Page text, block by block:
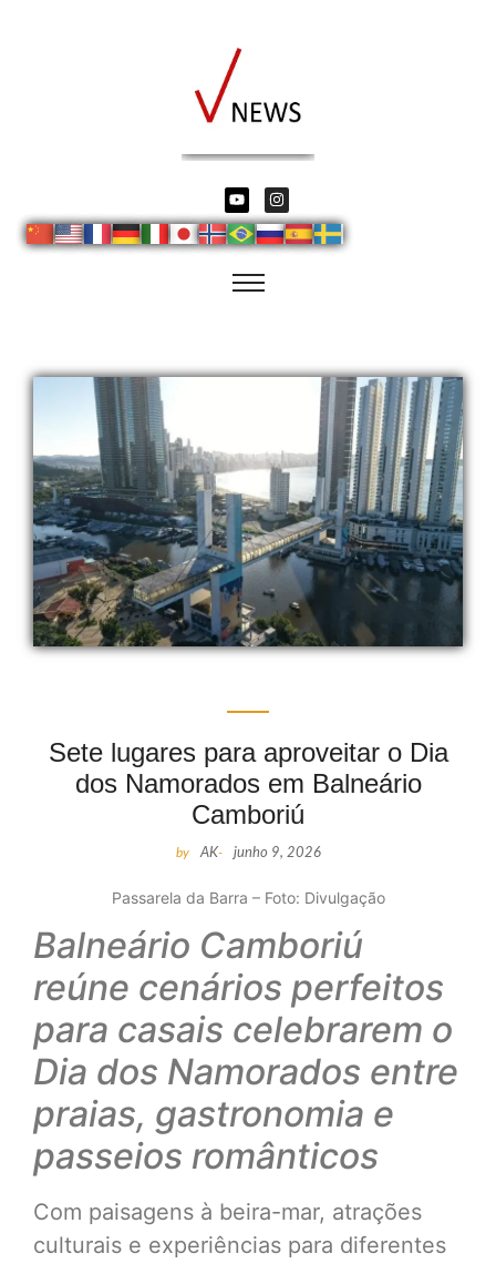
Sete lugares para aproveitar o Dia
dos Namorados em Balneário
Camboriú
by AK- junho 9, 2026
Passarela da Barra – Foto: Divulgação
Balneário Camboriú
reúne cenários perfeitos
para casais celebrarem o
Dia dos Namorados entre
praias, gastronomia e
passeios românticos
Com paisagens à beira-mar, atrações
culturais e experiências para diferentes